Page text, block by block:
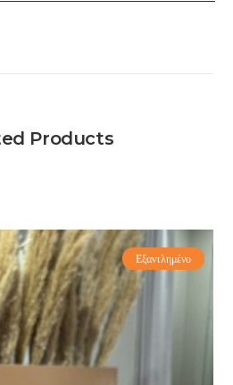
Products
-60%
Εξαντλημένο